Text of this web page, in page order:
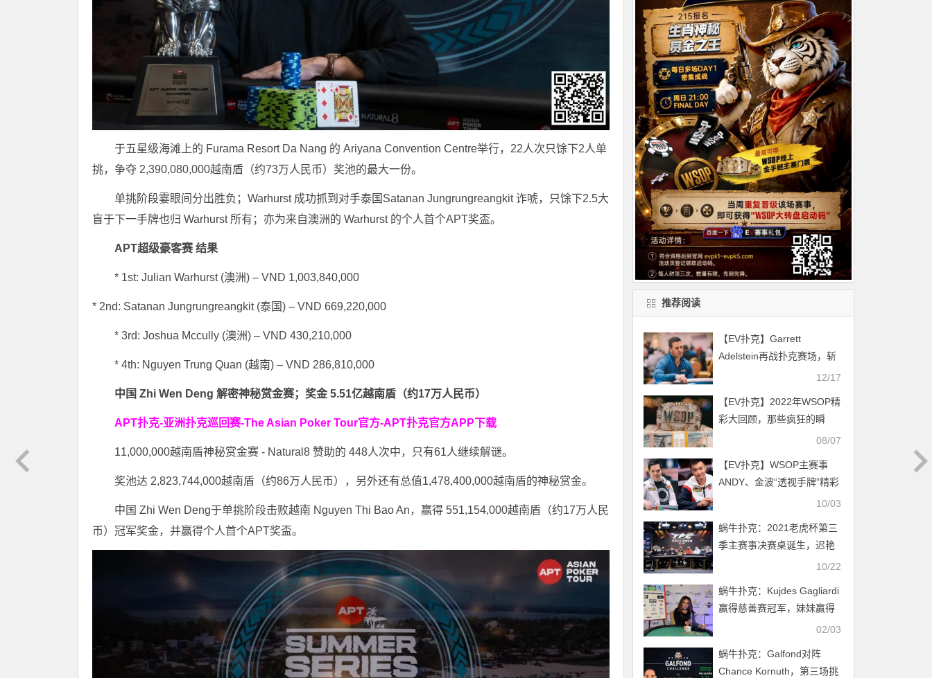
于五星级海滩上的 Furama Resort Da Nang 的 Ariyana Convention Centre举行，22人次只馀下2人单
挑，争夺 2,390,080,000越南盾（约73万人民币）奖池的最大一份。
单挑阶段霎眼间分出胜负；Warhurst 成功抓到对手泰国Satanan Jungrungreangkit 诈唬，只馀下2.5大
盲于下一手牌也归 Warhurst 所有；亦为来自澳洲的 Warhurst 的个人首个APT奖盃。
APT超级豪客赛 结果
* 1st: Julian Warhurst (澳洲) – VND 1,003,840,000
* 2nd: Satanan Jungrungreangkit (泰国) – VND 669,220,000
* 3rd: Joshua Mccully (澳洲) – VND 430,210,000
* 4th: Nguyen Trung Quan (越南) – VND 286,810,000
中国 Zhi Wen Deng 解密神秘赏金赛；奖金 5.51亿越南盾（约17万人民币）
APT扑克-亚洲扑克巡回赛-The Asian Poker Tour官方-APT扑克官方APP下载
11,000,000越南盾神秘赏金赛 - Natural8 赞助的 448人次中，只有61人继续解谜。
奖池达 2,823,744,000越南盾（约86万人民币），另外还有总值1,478,400,000越南盾的神秘赏金。
中国 Zhi Wen Deng于单挑阶段击败越南 Nguyen Thi Bao An，赢得 551,154,000越南盾（约17万人民
币）冠军奖金，并赢得个人首个APT奖盃。
推荐阅读
【EV扑克】Garrett
Adelstein再战扑克赛场，斩
12/17
【EV扑克】2022年WSOP精
彩大回顾，那些疯狂的瞬
08/07
【EV扑克】WSOP主赛事
ANDY、金波“透视手牌”精彩
直播！爽夺iPhone15 Pro10/03
蜗牛扑克：2021老虎杯第三
季主赛事决赛桌诞生，迟艳
10/22
蜗牛扑克：Kujdes Gagliardi
赢得慈善赛冠军，妹妹赢得
02/03
蜗牛扑克：Galfond对阵
Chance Kornuth，第三场挑